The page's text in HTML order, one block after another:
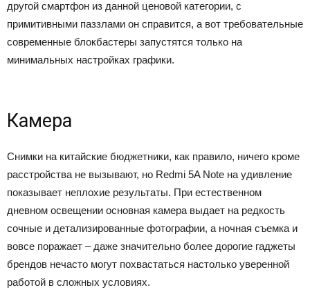
другой смартфон из данной ценовой категории, с
примитивными паззлами он справится, а вот требовательные
современные блокбастеры запустятся только на
минимальных настройках графики.
Камера
Снимки на китайские бюджетники, как правило, ничего кроме
расстройства не вызывают, но Redmi 5A Note на удивление
показывает неплохие результаты. При естественном
дневном освещении основная камера выдает на редкость
сочные и детализированные фотографии, а ночная съемка и
вовсе поражает – даже значительно более дорогие гаджеты
брендов нечасто могут похвастаться настолько уверенной
работой в сложных условиях.